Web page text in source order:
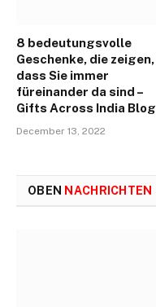
8 bedeutungsvolle
Geschenke, die zeigen,
dass Sie immer
füreinander da sind –
Gifts Across India Blog
December 13, 2022
OBEN NACHRICHTEN